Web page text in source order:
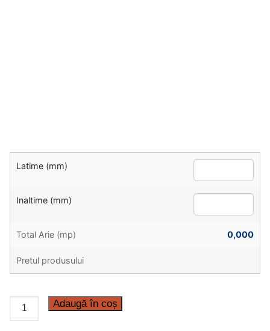
Latime (mm)
Inaltime (mm)
Total Arie (mp) 0,000
Pretul produsului
Cantitate
Roleta
Adaugă în coș